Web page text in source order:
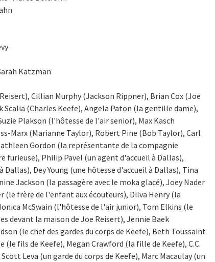
Katzman
Cillian Murphy (Jackson Rippner), Brian Cox (Joe
Scalia (Charles Keefe), Angela Paton (la gentille dame),
Plakson (l'hôtesse de l'air senior), Max Kasch
Marx (Marianne Taylor), Robert Pine (Bob Taylor), Carl
Gordon (la représentante de la compagnie
furieuse), Philip Pavel (un agent d'accueil à Dallas),
Dey Young (une hôtesse d'accueil à Dallas), Tina
Jackson (la passagère avec le moka glacé), Joey Nader
(le frère de l'enfant aux écouteurs), Dilva Henry (la
McSwain (l'hôtesse de l'air junior), Tom Elkins (le
devant la maison de Joe Reisert), Jennie Baek
(le chef des gardes du corps de Keefe), Beth Toussaint
(le fils de Keefe), Megan Crawford (la fille de Keefe), C.C.
Leva (un garde du corps de Keefe), Marc Macaulay (un